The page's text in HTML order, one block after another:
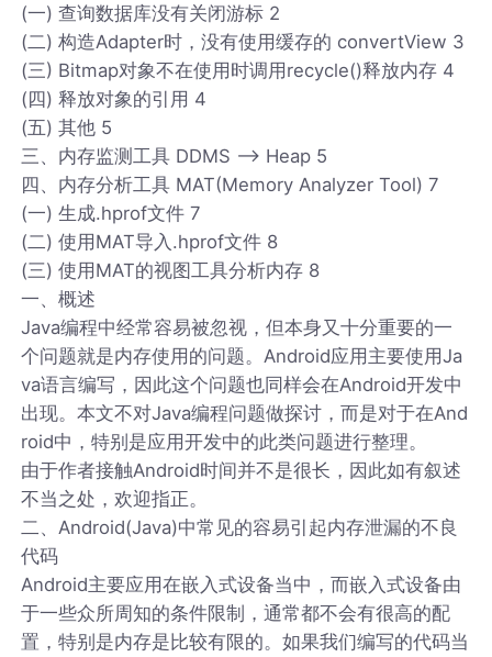
(一) 查询数据库没有关闭游标 2
(二) 构造Adapter时，没有使用缓存的 convertView 3
(三) Bitmap对象不在使用时调用recycle()释放内存 4
(四) 释放对象的引用 4
(五) 其他 5
三、内存监测工具 DDMS --> Heap 5
四、内存分析工具 MAT(Memory Analyzer Tool) 7
(一) 生成.hprof文件 7
(二) 使用MAT导入.hprof文件 8
(三) 使用MAT的视图工具分析内存 8
一、概述
Java编程中经常容易被忽视，但本身又十分重要的一
个问题就是内存使用的问题。Android应用主要使用Ja
va语言编写，因此这个问题也同样会在Android开发中
出现。本文不对Java编程问题做探讨，而是对于在And
roid中，特别是应用开发中的此类问题进行整理。
由于作者接触Android时间并不是很长，因此如有叙述
不当之处，欢迎指正。
二、Android(Java)中常见的容易引起内存泄漏的不良
代码
Android主要应用在嵌入式设备当中，而嵌入式设备由
于一些众所周知的条件限制，通常都不会有很高的配
置，特别是内存是比较有限的。如果我们编写的代码当